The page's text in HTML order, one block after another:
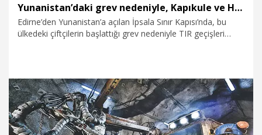
Yunanistan’daki grev nedeniyle, Kapıkule ve Hamzabeyli sınır kapılarında TIR yoğunluğu
Edirne’den Yunanistan’a açılan İpsala Sınır Kapısı’nda, bu
ülkedeki çiftçilerin başlattığı grev nedeniyle TIR geçişleri
8.12.2025 Video